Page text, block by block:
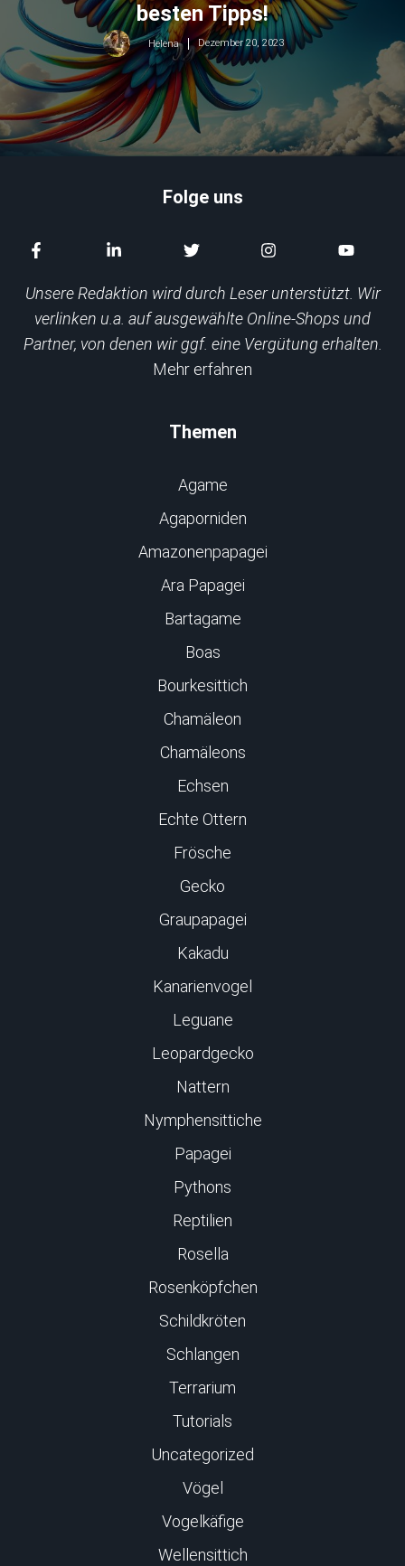
besten Tipps!
Helena Dezember 20, 2023
Folge uns
Unsere Redaktion wird durch Leser unterstützt. Wir
verlinken u.a. auf ausgewählte Online-Shops und
Partner, von denen wir ggf. eine Vergütung erhalten.
Mehr erfahren
Themen
Agame
Agaporniden
Amazonenpapagei
Ara Papagei
Bartagame
Boas
Bourkesittich
Chamäleon
Chamäleons
Echsen
Echte Ottern
Frösche
Gecko
Graupapagei
Kakadu
Kanarienvogel
Leguane
Leopardgecko
Nattern
Nymphensittiche
Papagei
Pythons
Reptilien
Rosella
Rosenköpfchen
Schildkröten
Schlangen
Terrarium
Tutorials
Uncategorized
Vögel
Vogelkäfige
Wellensittich